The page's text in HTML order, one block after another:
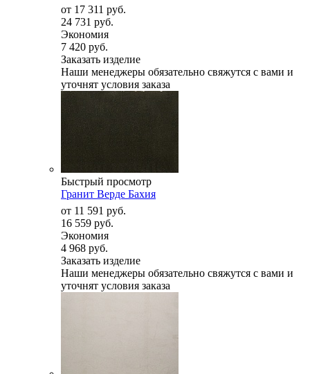
от 17 311 руб.
24 731 руб.
Экономия
7 420 руб.
Заказать изделие
Наши менеджеры обязательно свяжутся с вами и
уточнят условия заказа
Быстрый просмотр
Гранит Верде Бахия
от 11 591 руб.
16 559 руб.
Экономия
4 968 руб.
Заказать изделие
Наши менеджеры обязательно свяжутся с вами и
уточнят условия заказа